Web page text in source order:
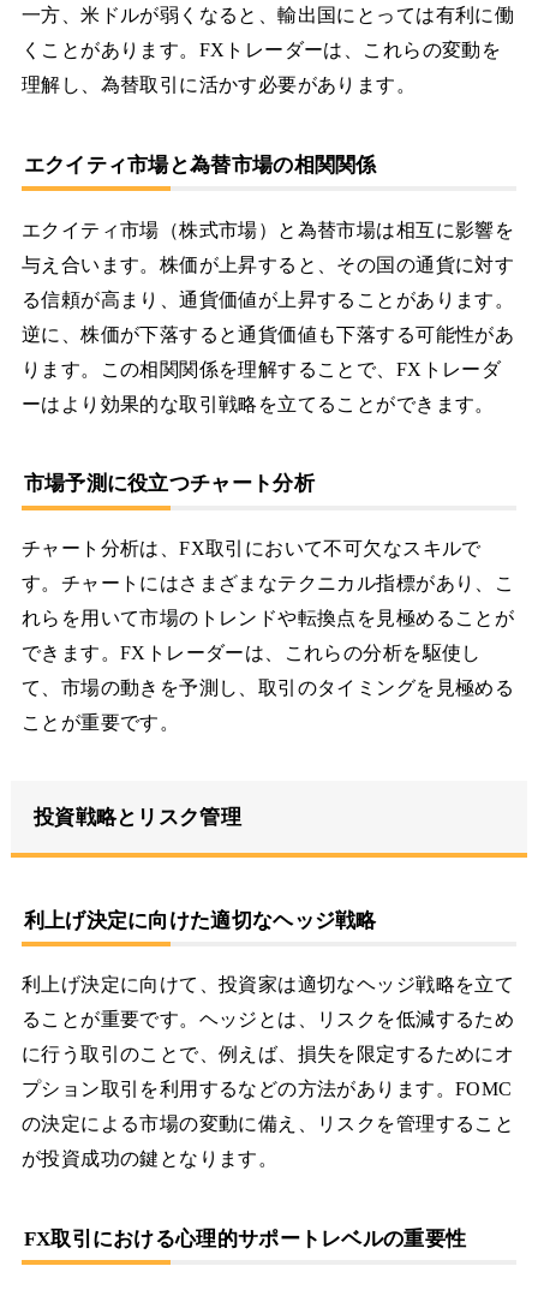
一方、米ドルが弱くなると、輸出国にとっては有利に働
くことがあります。FXトレーダーは、これらの変動を
理解し、為替取引に活かす必要があります。
エクイティ市場と為替市場の相関関係
エクイティ市場（株式市場）と為替市場は相互に影響を
与え合います。株価が上昇すると、その国の通貨に対す
る信頼が高まり、通貨価値が上昇することがあります。
逆に、株価が下落すると通貨価値も下落する可能性があ
ります。この相関関係を理解することで、FXトレーダ
ーはより効果的な取引戦略を立てることができます。
市場予測に役立つチャート分析
チャート分析は、FX取引において不可欠なスキルで
す。チャートにはさまざまなテクニカル指標があり、こ
れらを用いて市場のトレンドや転換点を見極めることが
できます。FXトレーダーは、これらの分析を駆使し
て、市場の動きを予測し、取引のタイミングを見極める
ことが重要です。
投資戦略とリスク管理
利上げ決定に向けた適切なヘッジ戦略
利上げ決定に向けて、投資家は適切なヘッジ戦略を立て
ることが重要です。ヘッジとは、リスクを低減するため
に行う取引のことで、例えば、損失を限定するためにオ
プション取引を利用するなどの方法があります。FOMC
の決定による市場の変動に備え、リスクを管理すること
が投資成功の鍵となります。
FX取引における心理的サポートレベルの重要性